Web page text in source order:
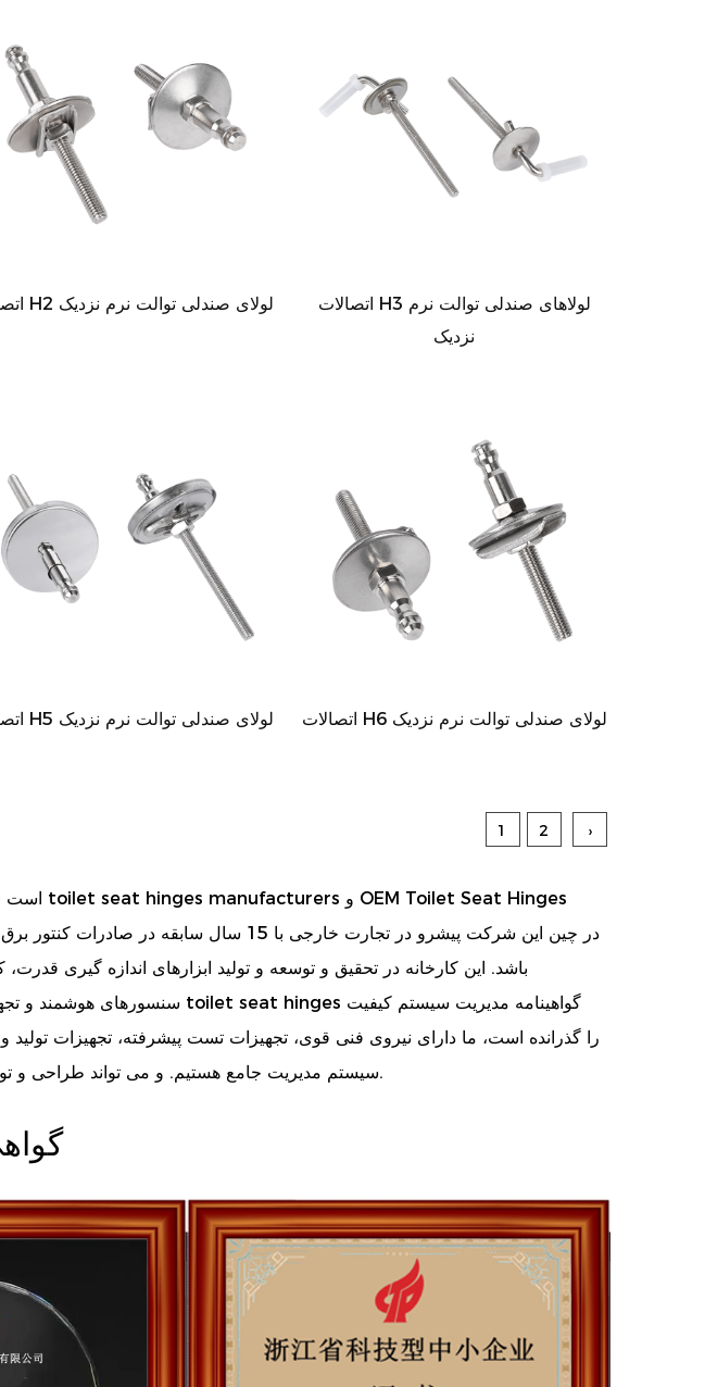
اتصالات H2 لولای صندلی توالت نرم نزدیک
اتصالات H3 لولاهای صندلی توالت نرم
نزدیک
اتصالات H5 لولای صندلی توالت نرم نزدیک اتصالات H6 لولای صندلی توالت نرم نزدیک
1 2 ›
toilet seat hinges manufacturers
OEM Toilet Seat Hinges
باشد. این کارخانه در تحقیق و توسعه و تولید ابزارهای اندازه گیری
toilet seat hinges
سیستم مدیریت جامع هستیم. و می تواند طراحی و توسعه را با توجه به نیاز مشتری سفارشی یا ارائه دهد.